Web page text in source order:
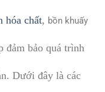
hóa chất, bồn khuấy
đảm bảo quá trình
Dưới đây là các